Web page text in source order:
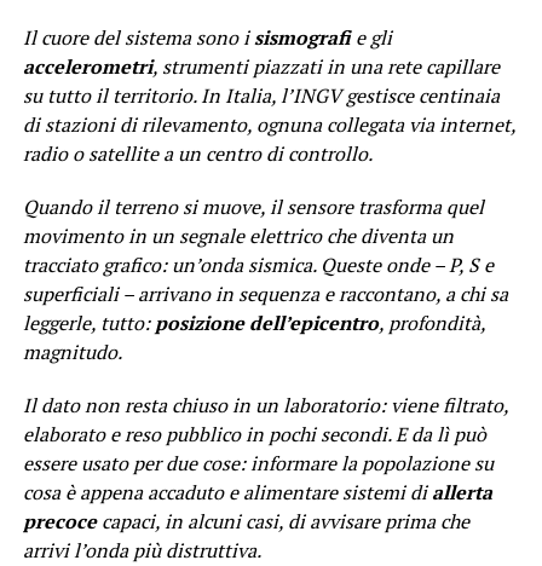
Il cuore del sistema sono isismografie gli
accelerometri, strumenti piazzati in una rete capillare
su tutto il territorio. In Italia, l’INGV gestisce centinaia
di stazioni di rilevamento, ognuna collegata via internet,
radio o satellite a un centro di controllo.
Quando il terreno si muove, il sensore trasforma quel
movimento in un segnale elettrico che diventa un
tracciato grafico: un’onda sismica. Queste onde – P, S e
superficiali – arrivano in sequenza e raccontano, a chi sa
leggerle, tutto:posizione dell’epicentro, profondità,
magnitudo.
Il dato non resta chiuso in un laboratorio: viene filtrato,
elaborato e reso pubblico in pochi secondi. E da lì può
essere usato per due cose: informare la popolazione su
cosa è appena accaduto e alimentare sistemi diallerta
precocecapaci, in alcuni casi, di avvisare prima che
arrivi l’onda più distruttiva.